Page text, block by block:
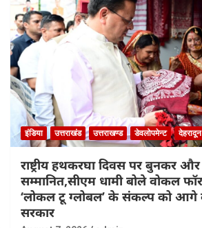
इंडिया उत्तराखंड उत्तराखण्ड डेवलोपमेन्ट देहरादून
राष्ट्रीय हथकरघा दिवस पर बुनकर
सम्मानित,सीएम धामी बोले वोकल
‘लोकल टू ग्लोबल’ के संकल्प को आगे
सरकार